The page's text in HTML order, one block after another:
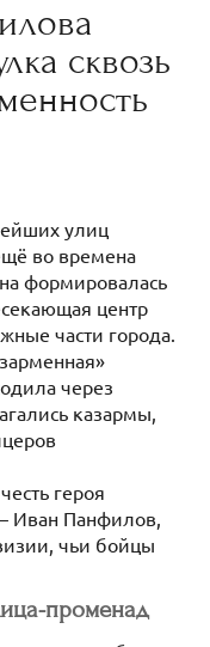
сквозь
улиц
во времена
формировалась
центр
части города.
через
казармы,
героя
Иван Панфилов,
чьи бойцы
променад